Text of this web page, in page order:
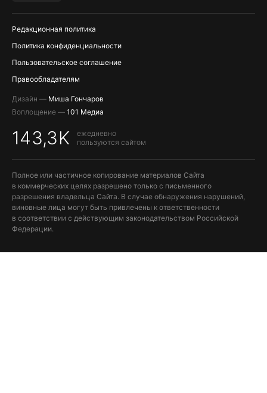
Редакционная политика
Политика конфиденциальности
Пользовательское соглашение
Правообладателям
Дизайн — Миша Гончаров
Воплощение — 101 Медиа
143,3K
ежедневно
пользуются сайтом
Полное или частичное копирование материалов Сайта
в коммерческих целях разрешено только с письменного
разрешения владельца Сайта. В случае обнаружения нарушений,
виновные лица могут быть привлечены к ответственности
в соответствии с действующим законодательством Российской
Федерации.